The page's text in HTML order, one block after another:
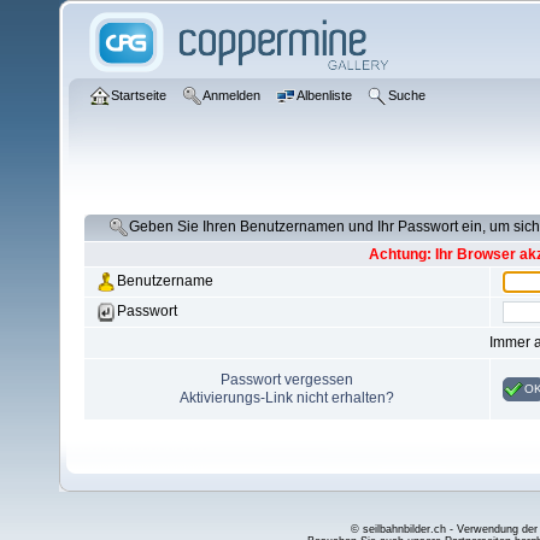
Startseite Anmelden Albenliste Suche
Geben Sie Ihren Benutzernamen und Ihr Passwort ein, um
Achtung: Ihr Browser
Benutzername
Passwort
Immer
Passwort vergessen
Aktivierungs-Link nicht erhalten?
© seilbahnbilder.ch - Verwendung